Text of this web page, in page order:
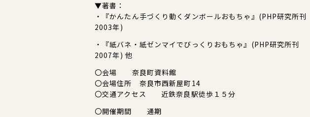
▼著書：
・『かんたん手づくり動くダンボールおもちゃ』(PHP研究所刊
2003年)
・『紙バネ・紙ゼンマイでびっくりおもちゃ』(PHP研究所刊
2007年) 他
〇会場 奈良町資料館
〇会場住所 奈良市西新屋町14
〇交通アクセス 近鉄奈良駅徒歩１５分
〇開催期間 通期